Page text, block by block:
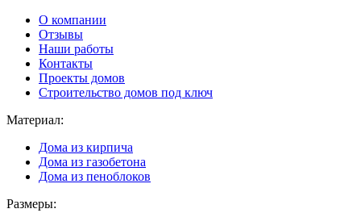
О компании
Отзывы
Наши работы
Контакты
Проекты домов
Строительство домов под ключ
Материал:
Дома из кирпича
Дома из газобетона
Дома из пеноблоков
Размеры: